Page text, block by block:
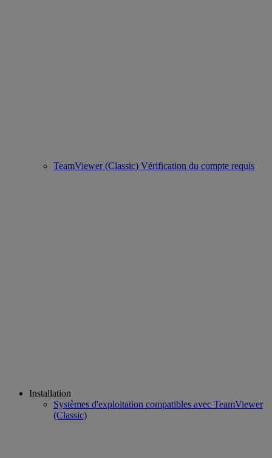
TeamViewer (Classic) Vérification du compte requis
Installation
Systèmes d'exploitation compatibles avec TeamViewer
(Classic)